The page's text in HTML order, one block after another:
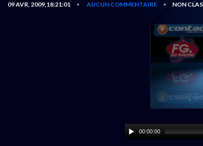
09 AVR, 2009,18:21:01 • AUCUN COMMENTAIRE • NON
00:00:00